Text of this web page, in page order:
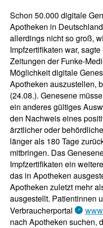
Schon 50.000 digitale
Apotheken in
allerdings nicht so groß,
Impfzertifikaten war,
Zeitungen der Funke-
Möglichkeit digitale
Apotheken auszustellen,
(24.08.). Genesene
ein anderes gültiges
den Nachweis eines
ärztlicher oder
länger als 180 Tage
mitbringen. Das
Impfzertifikaten ein
das in Apotheken
Apotheken zuletzt mehr
ausgestellt. Patientinnen
Verbraucherportal
nach Apotheken suchen,